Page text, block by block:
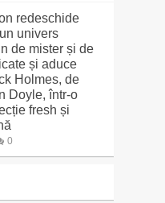
redeschide
univers
de mister și de
și aduce
Holmes, de
Doyle, într-o
fresh și
0